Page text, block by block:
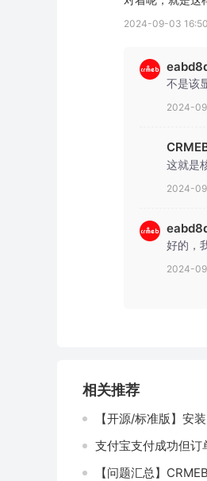
2024-09-03
不是该
2024-
这就是
2024-
好的，
2024-
相关推荐
【开源/标准版】安
支付宝支付成功但订
【问题汇总】